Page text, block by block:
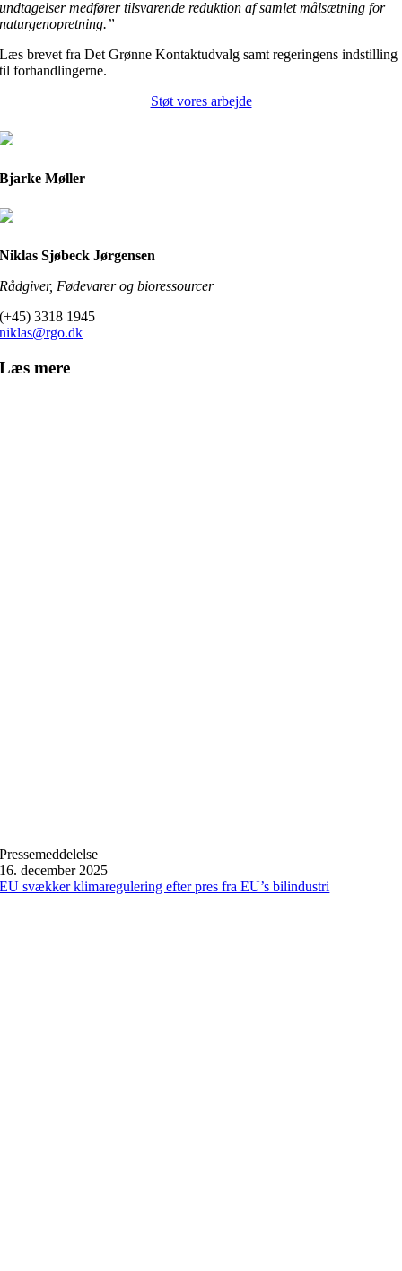
undtagelser medfører tilsvarende reduktion af samlet målsætning for
naturgenopretning.”
Læs brevet fra Det Grønne Kontaktudvalg samt regeringens indstilling
til forhandlingerne.
Støt vores arbejde
Bjarke Møller
Niklas Sjøbeck Jørgensen
Rådgiver, Fødevarer og bioressourcer
(+45) 3318 1945
niklas@rgo.dk
Læs mere
Pressemeddelelse
16. december 2025
EU svækker klimaregulering efter pres fra EU’s bilindustri